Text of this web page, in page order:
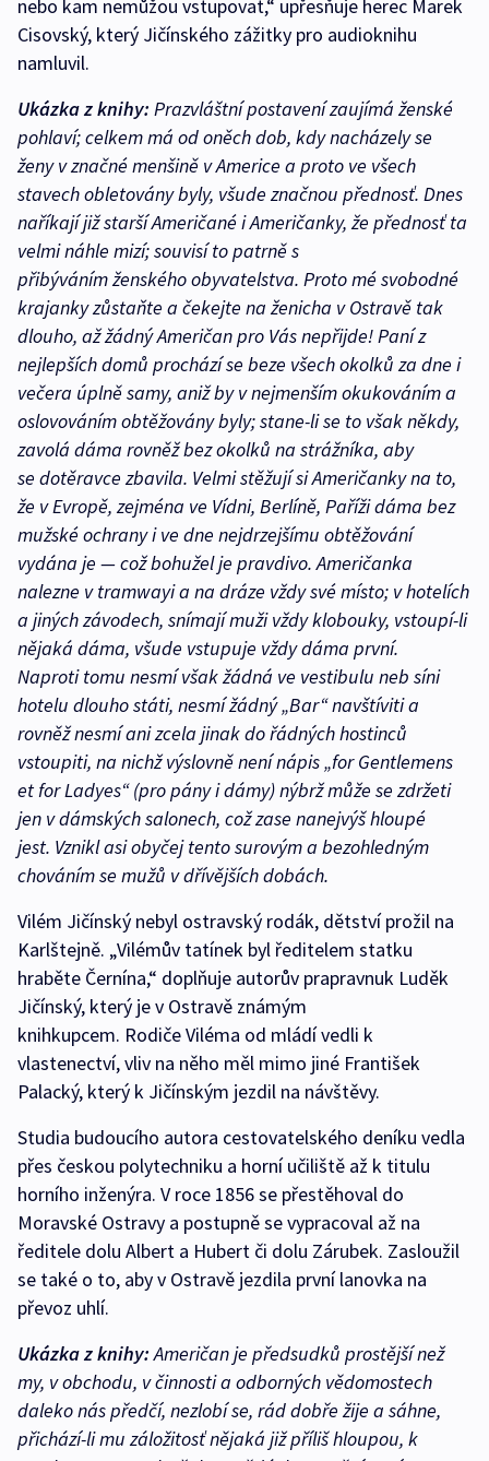
nebo kam nemůžou vstupovat,“ upřesňuje herec Marek
Cisovský, který Jičínského zážitky pro audioknihu
namluvil.
Ukázka z knihy: Prazvláštní postavení zaujímá ženské
pohlaví; celkem má od oněch dob, kdy nacházely se
ženy v značné menšině v Americe a proto ve všech
stavech obletovány byly, všude značnou přednosť. Dnes
naříkají již starší Američané i Američanky, že přednosť ta
velmi náhle mizí; souvisí to patrně s
přibýváním ženského obyvatelstva. Proto mé svobodné
krajanky zůstaňte a čekejte na ženicha v Ostravě tak
dlouho, až žádný Američan pro Vás nepřijde! Paní z
nejlepších domů prochází se beze všech okolků za dne i
večera úplně samy, aniž by v nejmenším okukováním a
oslovováním obtěžovány byly; stane-li se to však někdy,
zavolá dáma rovněž bez okolků na strážníka, aby
se dotěravce zbavila. Velmi stěžují si Američanky na to,
že v Evropě, zejména ve Vídni, Berlíně, Paříži dáma bez
mužské ochrany i ve dne nejdrzejšímu obtěžování
vydána je — což bohužel je pravdivo. Američanka
nalezne v tramwayi a na dráze vždy své místo; v hotelích
a jiných závodech, snímají muži vždy klobouky, vstoupí-li
nějaká dáma, všude vstupuje vždy dáma první.
Naproti tomu nesmí však žádná ve vestibulu neb síni
hotelu dlouho státi, nesmí žádný „Bar“ navštíviti a
rovněž nesmí ani zcela jinak do řádných hostinců
vstoupiti, na nichž výslovně není nápis „for Gentlemens
et for Ladyes“ (pro pány i dámy) nýbrž může se zdržeti
jen v dámských salonech, což zase nanejvýš hloupé
jest. Vznikl asi obyčej tento surovým a bezohledným
chováním se mužů v dřívějších dobách.
Vilém Jičínský nebyl ostravský rodák, dětství prožil na
Karlštejně. „Vilémův tatínek byl ředitelem statku
hraběte Černína,“ doplňuje autorův prapravnuk Luděk
Jičínský, který je v Ostravě známým
knihkupcem. Rodiče Viléma od mládí vedli k
vlastenectví, vliv na něho měl mimo jiné František
Palacký, který k Jičínským jezdil na návštěvy.
Studia budoucího autora cestovatelského deníku vedla
přes českou polytechniku a horní učiliště až k titulu
horního inženýra. V roce 1856 se přestěhoval do
Moravské Ostravy a postupně se vypracoval až na
ředitele dolu Albert a Hubert či dolu Zárubek. Zasloužil
se také o to, aby v Ostravě jezdila první lanovka na
převoz uhlí.
Ukázka z knihy:Američan je předsudků prostější než
my, v obchodu, v činnosti a odborných vědomostech
daleko nás předčí, nezlobí se, rád dobře žije a sáhne,
přichází-li mu záložitosť nějaká již příliš hloupou, k